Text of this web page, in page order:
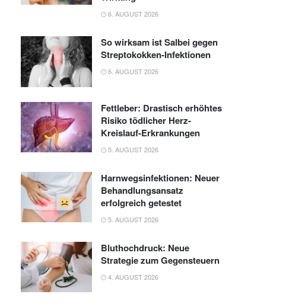
6. AUGUST 2026
So wirksam ist Salbei gegen
Streptokokken-Infektionen
6. AUGUST 2026
Fettleber: Drastisch erhöhtes
Risiko tödlicher Herz-
Kreislauf-Erkrankungen
5. AUGUST 2026
Harnwegsinfektionen: Neuer
Behandlungsansatz
erfolgreich getestet
5. AUGUST 2026
Bluthochdruck: Neue
Strategie zum Gegensteuern
4. AUGUST 2026